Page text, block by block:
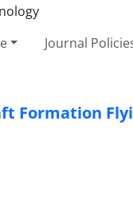
Journal
Formation